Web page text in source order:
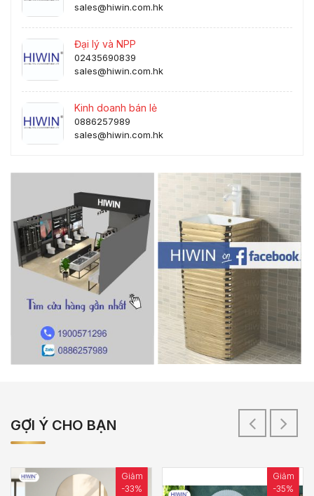
sales@hiwin.com.hk
Đại lý và NPP
02435690839
sales@hiwin.com.hk
Kinh doanh bán lẻ
0886257989
sales@hiwin.com.hk
GỢI Ý CHO BẠN
Giảm
-33%
Giảm
-35%